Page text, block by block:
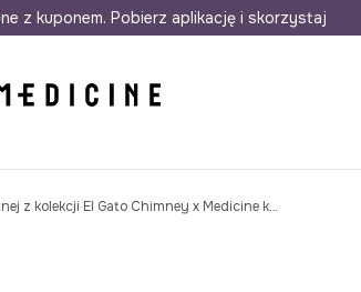
dostawa do salonów 30 dni na
z kuponem. Pobierz aplikację i skorzystaj
Komplet pościeli bawełnianej z kolekcji El Gato Chimney x Medicine kolor multicolor